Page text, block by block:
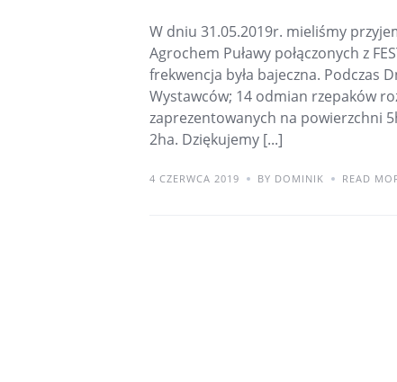
W dniu 31.05.2019r. mieliśmy
Agrochem Puławy połączonych z
frekwencja była bajeczna. Podczas
Wystawców; 14 odmian rzepaków
zaprezentowanych na powierzchni
2ha. Dziękujemy [...]
4 CZERWCA 2019 BY DOMINIK READ